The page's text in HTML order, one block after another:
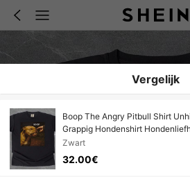
Vergelijk
Boop The Angry Pitbull Shirt
Grappig Hondenshirt
zomer dames t-shirts
Zwart
32.00€